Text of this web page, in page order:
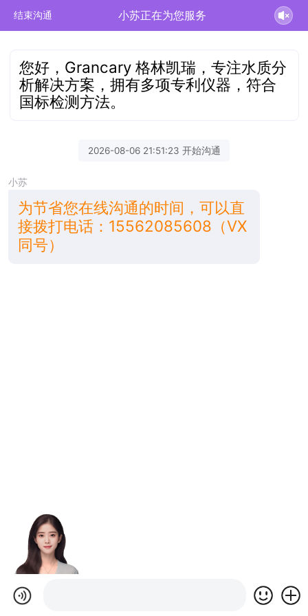
结束沟通 小苏正在为您服务
您好，Grancary 格林凯瑞，专注水质分
析解决方案，拥有多项专利仪器，符合
国标检测方法。
2026-08-06 21:51:23 开始沟通
小苏
为节省您在线沟通的时间，可以直
接拨打电话：15562085608（VX
同号）